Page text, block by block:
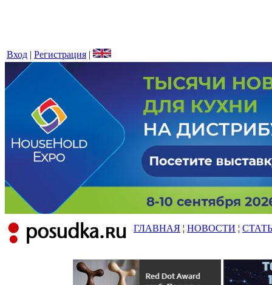
Вход | Регистрация |
ГЛАВНАЯ ¦ НОВОСТИ ¦